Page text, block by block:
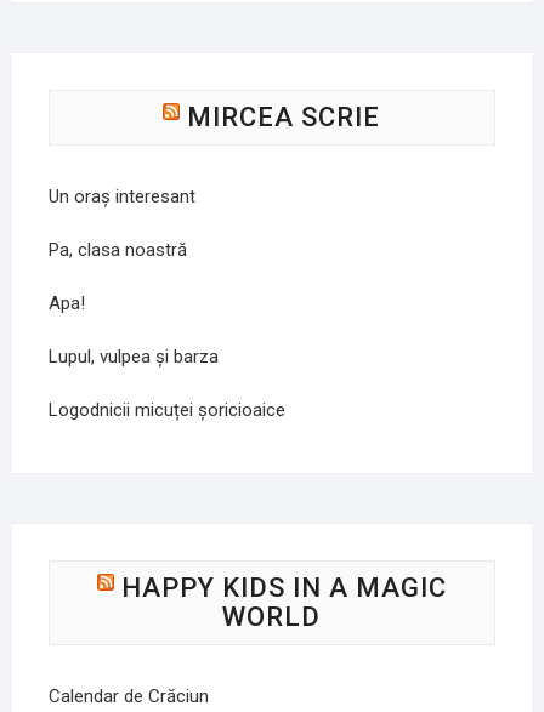
MIRCEA SCRIE
Un oraș interesant
Pa, clasa noastră
Apa!
Lupul, vulpea și barza
Logodnicii micuței șoricioaice
HAPPY KIDS IN A MAGIC
WORLD
Calendar de Crăciun